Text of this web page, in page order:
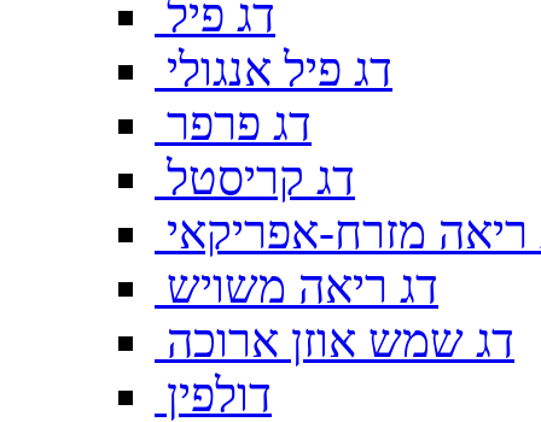
דג פיל
דג פיל אנגולי
דג פרפר
דג קריסטל
ריאה מזרח-אפריקאי
דג ריאה משויש
דג שמש אוזן ארוכה
דולפין